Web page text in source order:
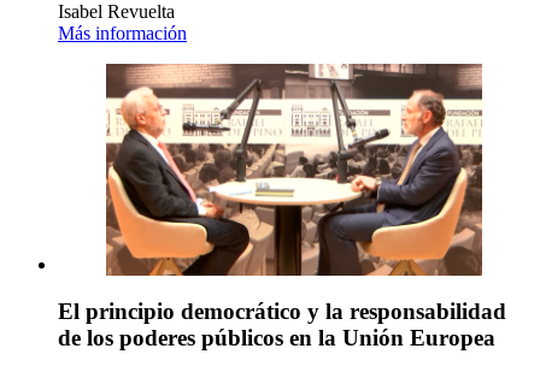
Isabel Revuelta
Más información
El principio democrático y la responsabilidad
de los poderes públicos en la Unión Europea